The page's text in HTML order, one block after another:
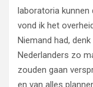
laboratoria kunnen
vond ik het
Niemand had,
Nederlanders zo
zouden gaan
en van alles